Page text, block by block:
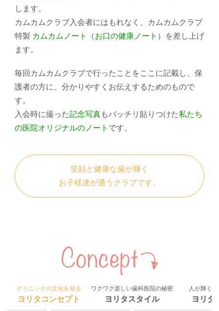
します。
カムカムクラブ入会者にはもれなく、カムカムクラブ
特製 カムカムノート（お口の健康ノート）
を差し上げ
ます。
毎回カムカムクラブで行ったことをここに記載し、保
護者の方に、分かりやすくお伝えするためのもので
す。
入会時に撮った記念写真もバッチリ貼りつけた私たち
の医院オリジナルのノート です。
笑顔と健康な歯が輝く
お子様達が通うクラブです。
クリニックの文化を知る
ヨリタコンセプト
ワクワク楽しい歯科医院の秘密
ヨリタスタイル
人が輝く
ヨリタ